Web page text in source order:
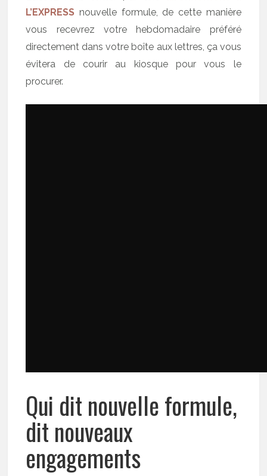
L’EXPRESS nouvelle formule, de cette manière
vous recevrez votre hebdomadaire préféré
directement dans votre boîte aux lettres, ça vous
évitera de courir au kiosque pour vous le
procurer.
Qui dit nouvelle formule,
dit nouveaux
engagements